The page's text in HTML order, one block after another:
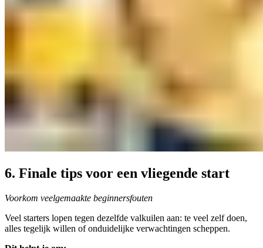
6. Finale tips voor een vliegende start
Voorkom veelgemaakte beginnersfouten
Veel starters lopen tegen dezelfde valkuilen aan: te veel zelf doen,
alles tegelijk willen of onduidelijke verwachtingen scheppen.